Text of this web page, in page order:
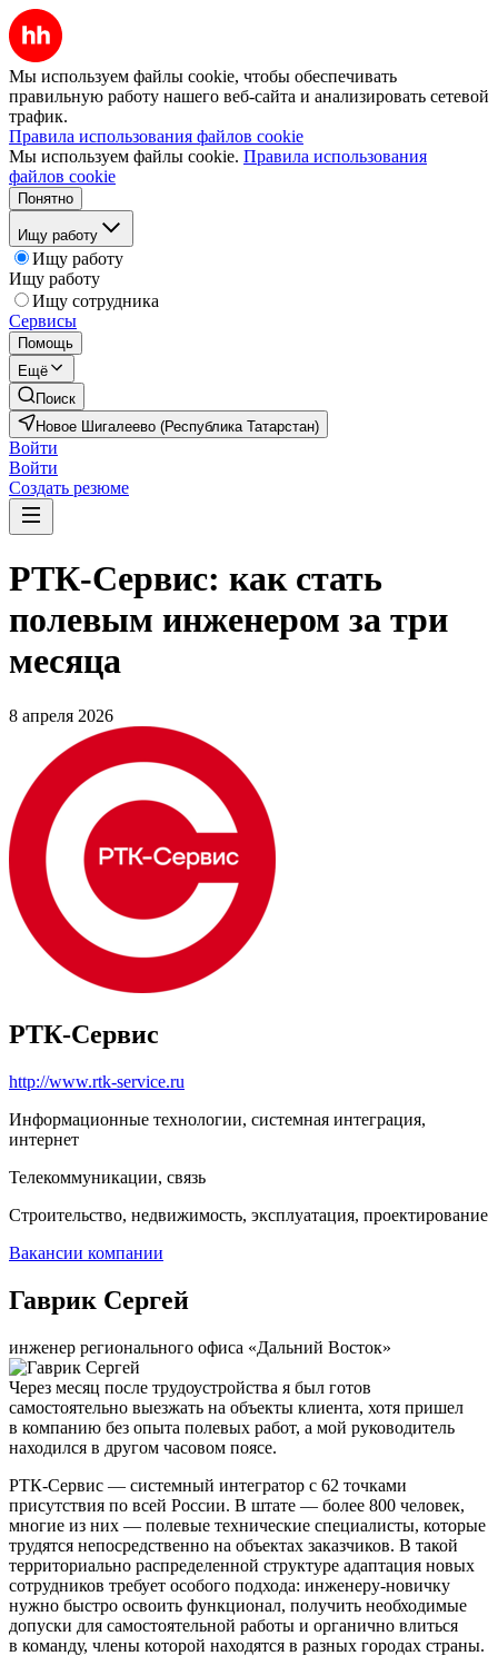
Мы используем файлы cookie, чтобы обеспечивать
правильную работу нашего веб-сайта и анализировать сетевой
трафик.
Правила использования файлов cookie
Мы используем файлы cookie. Правила использования
файлов cookie
Понятно
Ищу работу
Ищу работу
Ищу работу
Ищу сотрудника
Сервисы
Помощь
Ещё
Поиск
Новое Шигалеево (Республика Татарстан)
Войти
Войти
Создать резюме
РТК-Сервис: как стать
полевым инженером за три
месяца
8 апреля 2026
РТК-Сервис
http://www.rtk-service.ru
Информационные технологии, системная интеграция,
интернет
Телекоммуникации, связь
Строительство, недвижимость, эксплуатация, проектирование
Вакансии компании
Гаврик Сергей
инженер регионального офиса «Дальний Восток»
Через месяц после трудоустройства я был готов
самостоятельно выезжать на объекты клиента, хотя пришел
в компанию без опыта полевых работ, а мой руководитель
находился в другом часовом поясе.
РТК-Сервис — системный интегратор с 62 точками
присутствия по всей России. В штате — более 800 человек,
многие из них — полевые технические специалисты, которые
трудятся непосредственно на объектах заказчиков. В такой
территориально распределенной структуре адаптация новых
сотрудников требует особого подхода: инженеру-новичку
нужно быстро освоить функционал, получить необходимые
допуски для самостоятельной работы и органично влиться
в команду, члены которой находятся в разных городах страны.